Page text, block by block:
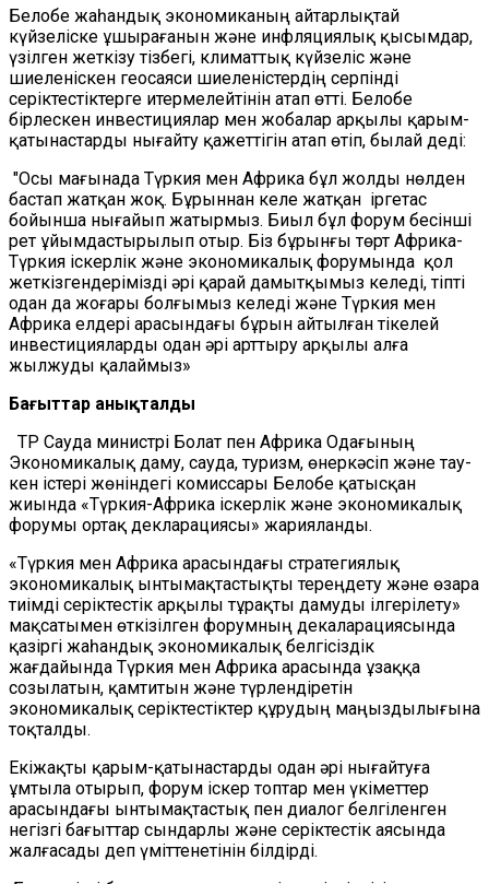
Белобе жаһандық экономиканың айтарлықтай
күйзеліске ұшырағанын және инфляциялық қысымдар,
үзілген жеткізу тізбегі, климаттық күйзеліс және
шиеленіскен геосаяси шиеленістердің серпінді
серіктестіктерге итермелейтінін атап өтті. Белобе
бірлескен инвестициялар мен жобалар арқылы қарым-
қатынастарды нығайту қажеттігін атап өтіп, былай деді:
"Осы мағынада Түркия мен Африка бұл жолды нөлден
бастап жатқан жоқ. Бұрыннан келе жатқан іргетас
бойынша нығайып жатырмыз. Биыл бұл форум бесінші
рет ұйымдастырылып отыр. Біз бұрынғы төрт Африка-
Түркия іскерлік және экономикалық форумында қол
жеткізгендерімізді әрі қарай дамытқымыз келеді, тіпті
одан да жоғары болғымыз келеді және Түркия мен
Африка елдері арасындағы бұрын айтылған тікелей
инвестицияларды одан әрі арттыру арқылы алға
жылжуды қалаймыз»
Бағыттар анықталды
ТР Сауда министрі Болат пен Африка Одағының
Экономикалық даму, сауда, туризм, өнеркәсіп және тау-
кен істері жөніндегі комиссары Белобе қатысқан
жиында «Түркия-Африка іскерлік және экономикалық
форумы ортақ декларациясы» жарияланды.
«Түркия мен Африка арасындағы стратегиялық
экономикалық ынтымақтастықты тереңдету және өзара
тиімді серіктестік арқылы тұрақты дамуды ілгерілету»
мақсатымен өткізілген форумның декаларациясында
қазіргі жаһандық экономикалық белгісіздік
жағдайында Түркия мен Африка арасында ұзаққа
созылатын, қамтитын және түрлендіретін
экономикалық серіктестіктер құрудың маңыздылығына
тоқталды.
Екіжақты қарым-қатынастарды одан әрі нығайтуға
ұмтыла отырып, форум іскер топтар мен үкіметтер
арасындағы ынтымақтастық пен диалог белгіленген
негізгі бағыттар сындарлы және серіктестік аясында
жалғасады деп үміттенетінін білдірді.